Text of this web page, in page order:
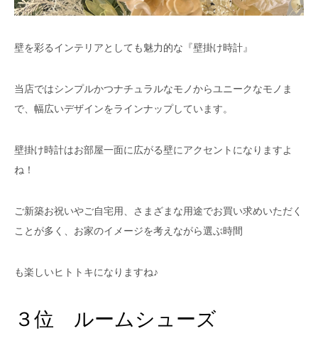
壁を彩るインテリアとしても魅力的な『壁掛け時計』
当店ではシンプルかつナチュラルなモノからユニークなモノま
で、幅広いデザインをラインナップしています。
壁掛け時計はお部屋一面に広がる壁にアクセントになりますよ
ね！
ご新築お祝いやご自宅用、さまざまな用途でお買い求めいただく
ことが多く、お家のイメージを考えながら選ぶ時間
も楽しいヒトトキになりますね♪
３位 ルームシューズ